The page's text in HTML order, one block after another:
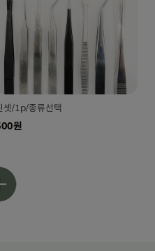
셋/1p/종류선택
원